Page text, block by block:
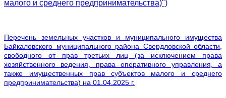
малого и среднего предпринимательства)")
Перечень земельных участков и муниципального имущества
Байкаловского муниципального района Свердловской области,
свободного от прав третьих лиц (за исключением права
хозяйственного ведения, права оперативного управления, а
также имущественных прав субъектов малого и среднего
предпринимательства) на 01.04.2025 г.